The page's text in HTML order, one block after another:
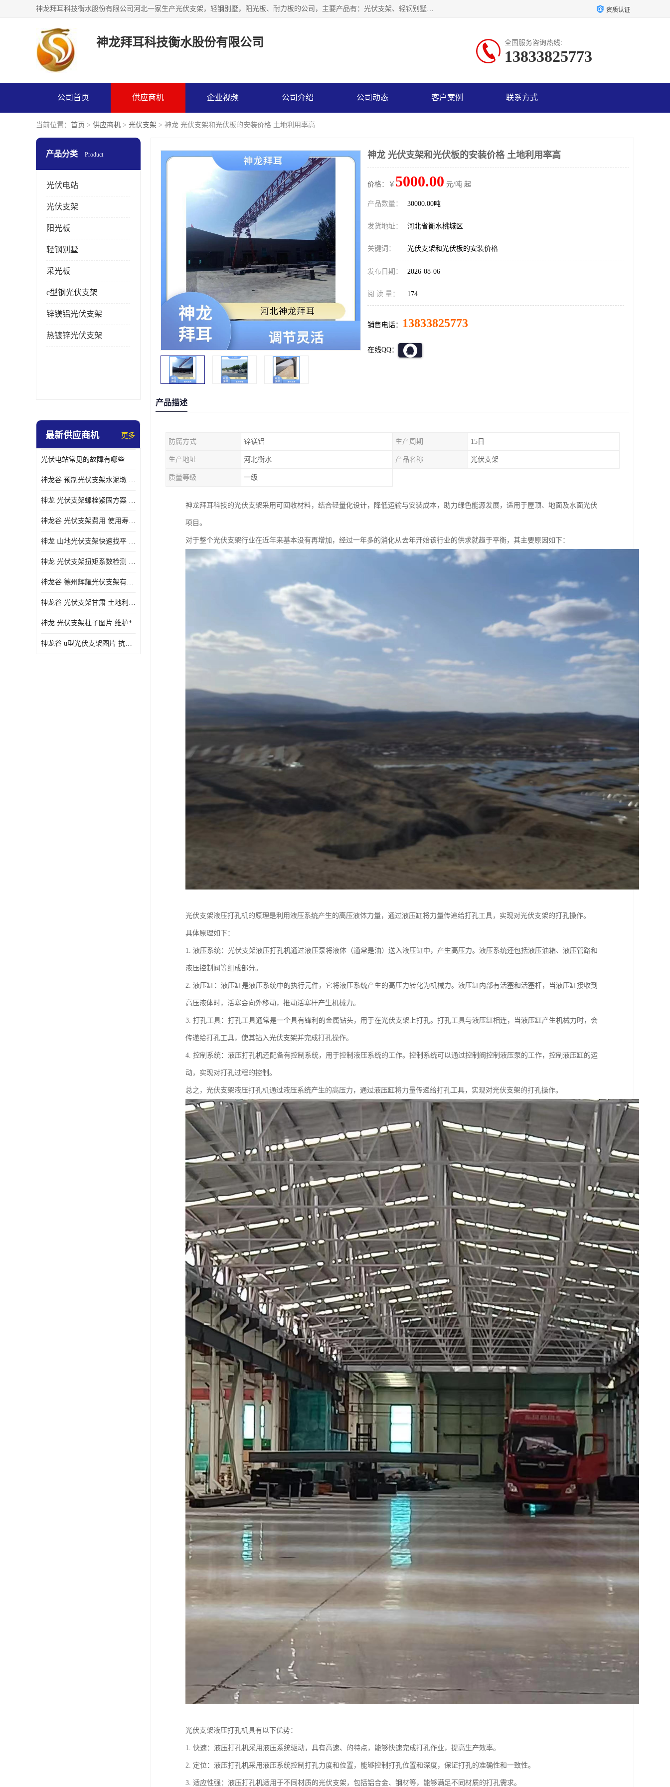
神龙拜耳科技衡水股份有限公司河北一家生产光伏支架，轻钢别墅，阳光板、耐力板的公司，主要产品有：光伏支架、轻钢别墅、阳光板、耐力板、采光板等，公司参与制定了多项标准。 资质认证
神龙拜耳科技衡水股份有限公司 全国服务咨询热线:
13833825773
公司首页 供应商机 企业视频 公司介绍 公司动态 客户案例 联系方式
当前位置： 首页 > 供应商机 > 光伏支架 > 神龙 光伏支架和光伏板的安装价格 土地利用率高
产品分类 Product
光伏电站
光伏支架
阳光板
轻钢别墅
采光板
c型钢光伏支架
锌镁铝光伏支架
热镀锌光伏支架
最新供应商机 更多
光伏电站常见的故障有哪些
神龙谷 预制光伏支架水泥墩 抗震性能优
神龙 光伏支架螺栓紧固方案 土地利用率高
神龙谷 光伏支架费用 使用寿命长
神龙 山地光伏支架快速找平 抗风耐压
神龙 光伏支架扭矩系数检测 适应性强
神龙谷 德州辉耀光伏支架有限公司 材质多样
神龙谷 光伏支架甘肃 土地利用率高
神龙 光伏支架柱子图片 维护*
神龙谷 u型光伏支架图片 抗紫外线
神龙 光伏支架和光伏板的安装价格 土地利用率高
价格：￥ 5000.00 元/吨 起
产品数量： 30000.00吨
发货地址： 河北省衡水桃城区
关键词： 光伏支架和光伏板的安装价格
发布日期： 2026-08-06
阅 读 量： 174
销售电话： 13833825773
在线QQ：
产品描述
防腐方式 锌镁铝 生产周期 15日
生产地址 河北衡水 产品名称 光伏支架
质量等级 一级
神龙拜耳科技的光伏支架采用可回收材料，结合轻量化设计，降低运输与安装成本，助力绿色能源发展，适用于屋顶、地面及水面光伏
项目。
对于整个光伏支架行业在近年来基本没有再增加，经过一年多的消化从去年开始该行业的供求就趋于平衡，其主要原因如下：
光伏支架液压打孔机的原理是利用液压系统产生的高压液体力量，通过液压缸将力量传递给打孔工具，实现对光伏支架的打孔操作。
具体原理如下：
1. 液压系统：光伏支架液压打孔机通过液压泵将液体（通常是油）送入液压缸中，产生高压力。液压系统还包括液压油箱、液压管路和
液压控制阀等组成部分。
2. 液压缸：液压缸是液压系统中的执行元件，它将液压系统产生的高压力转化为机械力。液压缸内部有活塞和活塞杆，当液压缸接收到
高压液体时，活塞会向外移动，推动活塞杆产生机械力。
3. 打孔工具：打孔工具通常是一个具有锋利的金属钻头，用于在光伏支架上打孔。打孔工具与液压缸相连，当液压缸产生机械力时，会
传递给打孔工具，使其钻入光伏支架并完成打孔操作。
4. 控制系统：液压打孔机还配备有控制系统，用于控制液压系统的工作。控制系统可以通过控制阀控制液压泵的工作，控制液压缸的运
动，实现对打孔过程的控制。
总之，光伏支架液压打孔机通过液压系统产生的高压力，通过液压缸将力量传递给打孔工具，实现对光伏支架的打孔操作。
光伏支架液压打孔机具有以下优势：
1. 快速：液压打孔机采用液压系统驱动，具有高速、的特点，能够快速完成打孔作业，提高生产效率。
2. 定位：液压打孔机采用液压系统控制打孔力度和位置，能够控制打孔位置和深度，保证打孔的准确性和一致性。
3. 适应性强：液压打孔机适用于不同材质的光伏支架，包括铝合金、钢材等，能够满足不同材质的打孔需求。